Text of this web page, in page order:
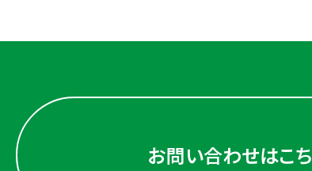
お問い合わせはこ